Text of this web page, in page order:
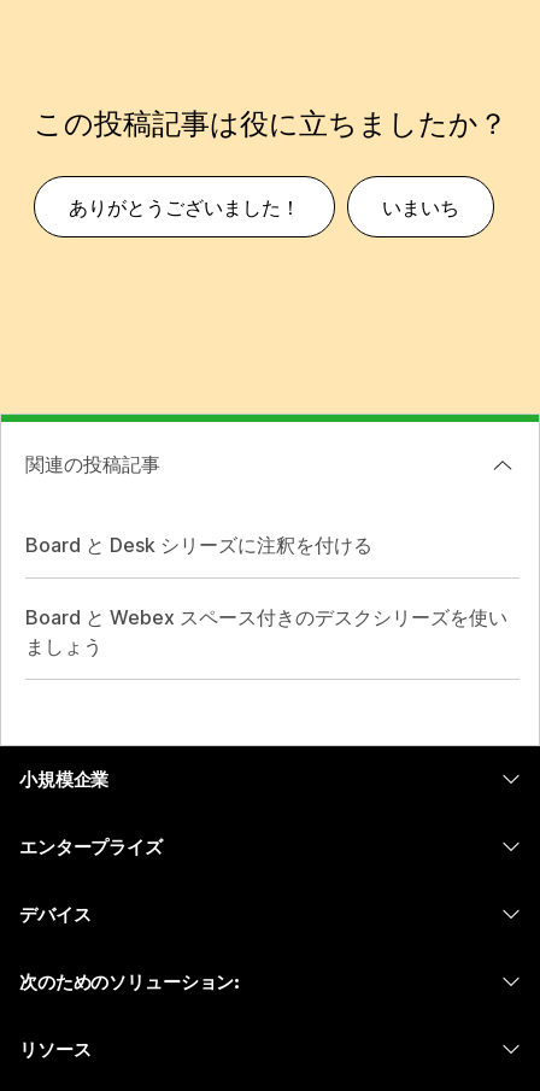
この投稿記事は役に立ちましたか？
ありがとうございました！ いまいち
関連の投稿記事
Board と Desk シリーズに注釈を付ける
Board と Webex スペース付きのデスクシリーズを使い
ましょう
小規模企業
エンタープライズ
Meetings
デバイス
次のためのソリューション:
リソース